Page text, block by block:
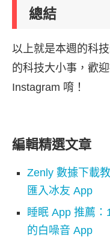
總結
以上就是本週的科
的科技大小事，歡
Instagram 唷！
編輯精選文章
Zenly 數據下載
匯入冰友 App
睡眠 App 推薦
的白噪音 App